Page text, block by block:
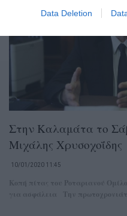
Data Deletion
Στην Καλαμάτα το
Μιχάλης Χρυσοχοΐδης
10/01/2020 11:45